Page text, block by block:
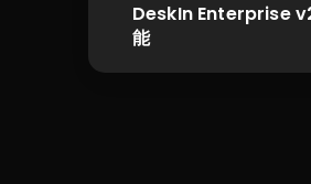
DeskIn Enterprise
能